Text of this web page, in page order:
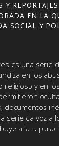
Y
EN LA
SOCIAL Y
es una serie
en los
religioso y en
documentos
serie da voz a
a la